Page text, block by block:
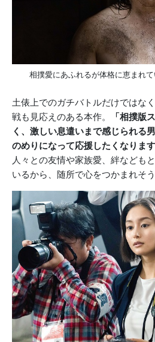
相撲愛にあふれるが体格に恵まれて
土俵上でのガチバトルだけではな
戦も見応えのある本作。
「相撲版
く、激しい息遣いまで感じられる
のめりになって応援したくなります
人々との友情や家族愛、絆なども
いるから、随所で心をつかまれそう